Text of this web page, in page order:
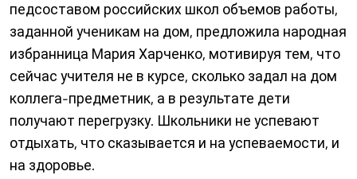
педсоставом российских школ объемов работы,
заданной ученикам на дом, предложила народная
избранница Мария Харченко, мотивируя тем, что
сейчас учителя не в курсе, сколько задал на дом
коллега-предметник, а в результате дети
получают перегрузку. Школьники не успевают
отдыхать, что сказывается и на успеваемости, и
на здоровье.